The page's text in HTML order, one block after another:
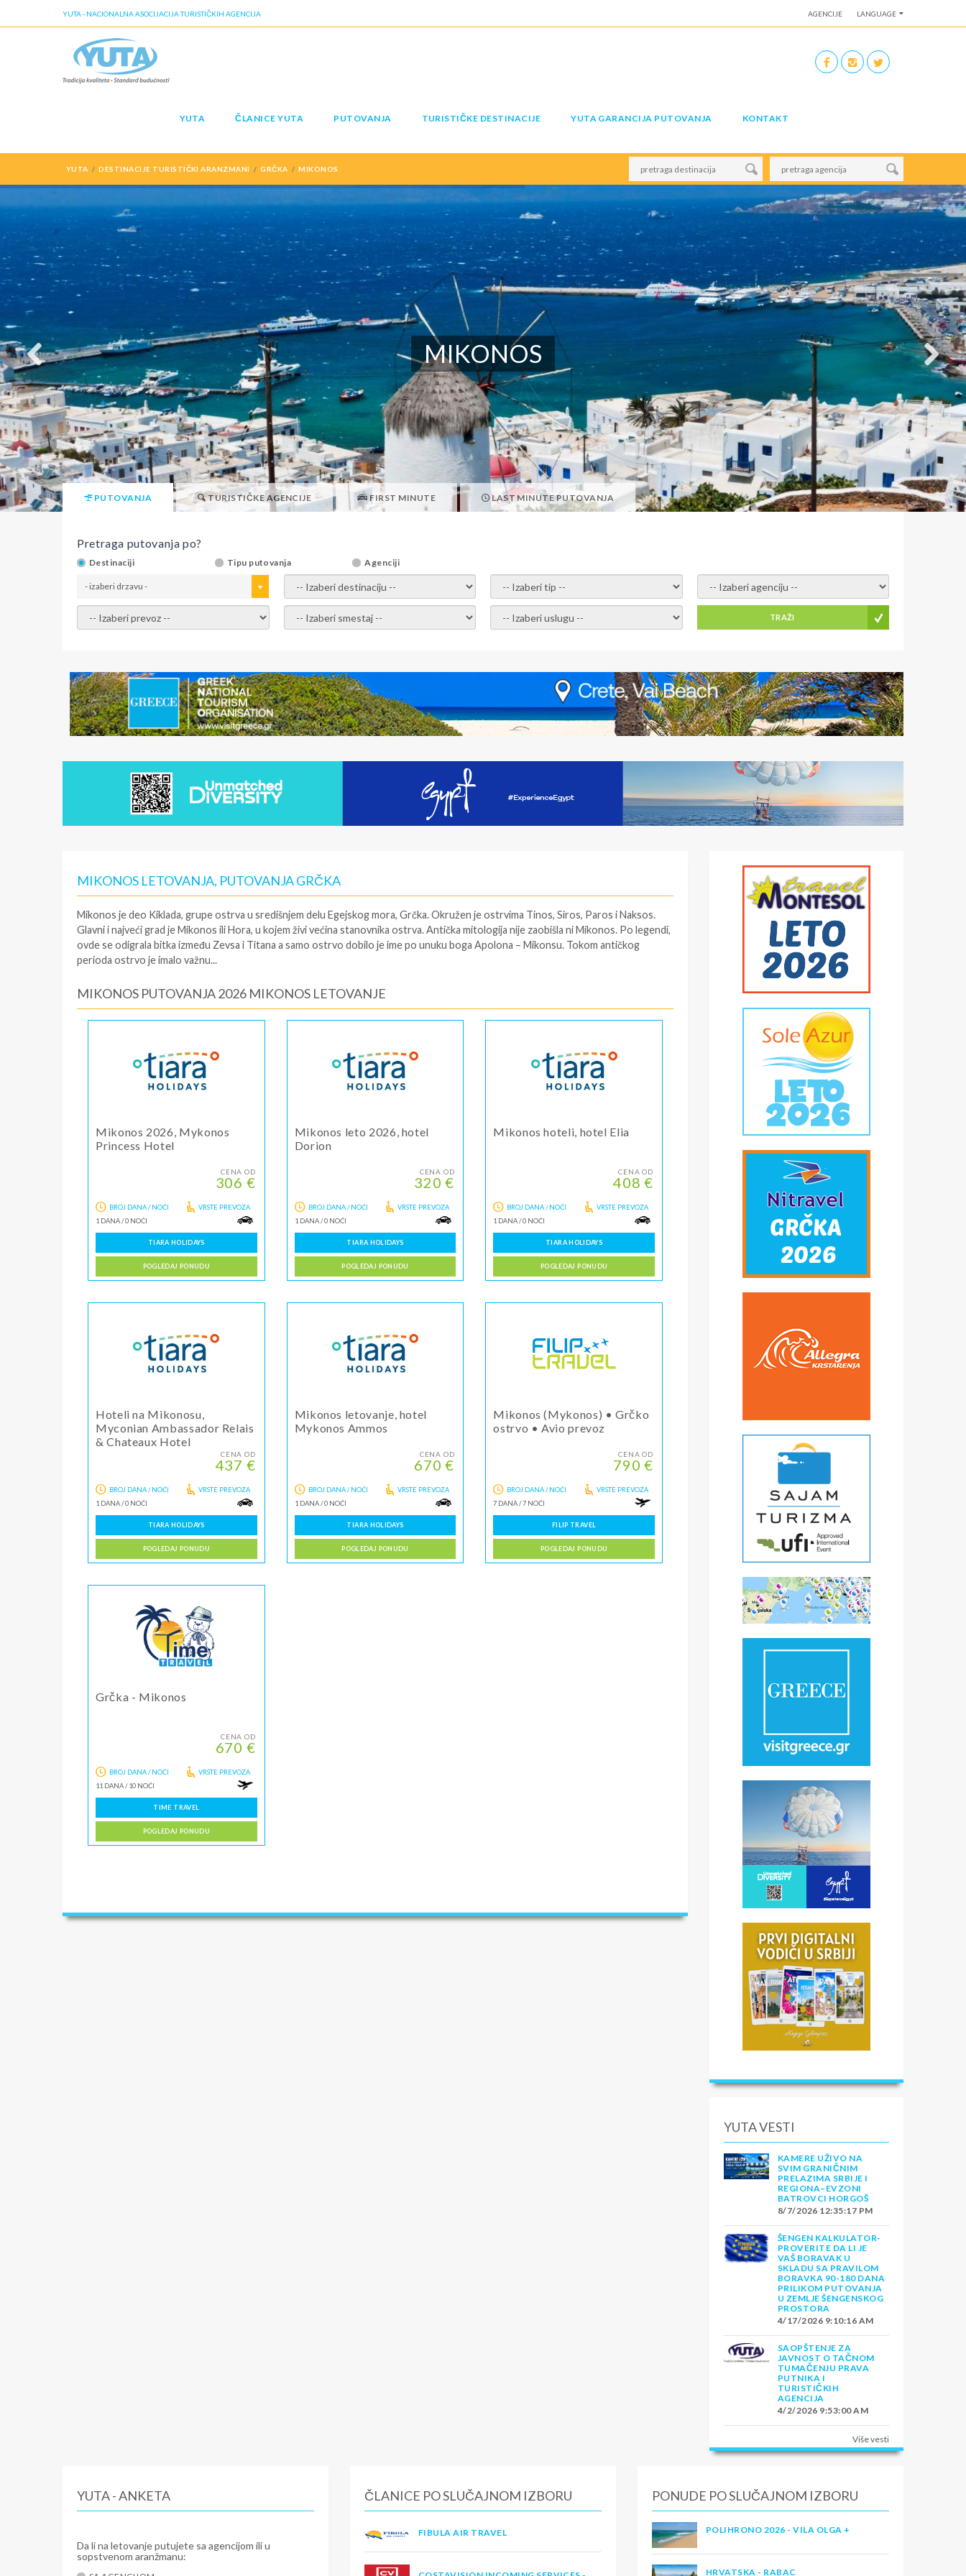
AGENCIJE LANGUAGE
YUTA - NACIONALNA ASOCIJACIJA TURISTIČKIH AGENCIJA
YUTA ČLANICE YUTA PUTOVANJA TURISTIČKE DESTINACIJE YUTA GARANCIJA PUTOVANJA KONTAKT
YUTA DESTINACIJE TURISTIČKI ARANZMANI GRČKA MIKONOS
MIKONOS
PUTOVANJA TURISTIČKE AGENCIJE FIRST MINUTE LAST MINUTE PUTOVANJA
Pretraga putovanja po?
Destinaciji Tipu putovanja Agenciji
- izaberi drzavu - - izaberi destinaciju - - izaberi tip - - izaberi agenciju -
- izaberi prevoz - - Izaberite smestaj - - Izaberite uslugu - TRAŽI
MIKONOS LETOVANJA, PUTOVANJA GRČKA
Mikonos je deo Kiklada, grupe ostrva u središnjem delu Egejskog mora, Grčka. Okružen je ostrvima Tinos, Siros, Paros i Naksos.
Glavni i najveći grad jeMikonos ili Hora, u kojem živi većina stanovnika ostrva. Antička mitologija nije zaobišla ni Mikonos. Po legendi,
ovde se odigrala bitka između Zevsa i Titana a samo ostrvo dobilo je ime po unuku boga Apolona – Mikonsu. Tokom antičkog
perioda ostrvo je imalo važnu...
MIKONOS PUTOVANJA 2026 MIKONOS LETOVANJE
Mikonos 2026, Mykonos
Princess Hotel
CENA OD
306 €
BROJ DANA / NOĆI
1 DANA/0 NOĆI
VRSTE PREVOZA
TIARA HOLIDAYS
POGLEDAJ PONUDU
Mikonos leto 2026, hotel
Dorion
CENA OD
320 €
BROJ DANA / NOĆI
1 DANA/0 NOĆI
VRSTE PREVOZA
TIARA HOLIDAYS
POGLEDAJ PONUDU
Mikonos hoteli, hotel Elia
CENA OD
408 €
BROJ DANA / NOĆI
1 DANA/0 NOĆI
VRSTE PREVOZA
TIARA HOLIDAYS
POGLEDAJ PONUDU
Hoteli na Mikonosu,
Myconian Ambassador Relais
& Chateaux Hotel
CENA OD
437 €
BROJ DANA / NOĆI
1 DANA/0 NOĆI
VRSTE PREVOZA
TIARA HOLIDAYS
POGLEDAJ PONUDU
Mikonos letovanje, hotel
Mykonos Ammos
CENA OD
670 €
BROJ DANA / NOĆI
1 DANA/0 NOĆI
VRSTE PREVOZA
TIARA HOLIDAYS
POGLEDAJ PONUDU
Mikonos (Mykonos) • Grčko
ostrvo • Avio prevoz
CENA OD
790 €
BROJ DANA / NOĆI
7 DANA/7 NOĆI
VRSTE PREVOZA
FILIP TRAVEL
POGLEDAJ PONUDU
Grčka - Mikonos
CENA OD
670 €
BROJ DANA / NOĆI
11 DANA/10 NOĆI
VRSTE PREVOZA
TIME TRAVEL
POGLEDAJ PONUDU
YUTA VESTI
KAMERE UŽIVO NA
SVIM GRANIČNIM
PRELAZIMA SRBIJE I
REGIONA–EVZONI
BATROVCI HORGOŠ
8/7/2026 12:35:17 PM
ŠENGEN KALKULATOR-
PROVERITE DA LI JE
VAŠ BORAVAK U
SKLADU SA PRAVILOM
BORAVKA 90-180 DANA
PRILIKOM PUTOVANJA
U ZEMLJE ŠENGENSKOG
PROSTORA
4/17/2026 9:10:16 AM
SAOPŠTENJE ZA
JAVNOST O TAČNOM
TUMAČENJU PRAVA
PUTNIKA I
TURISTIČKIH
AGENCIJA
4/2/2026 9:53:00 AM
Više vesti
YUTA - ANKETA
Da li na letovanje putujete sa agencijom ili u
sopstvenom aranžmanu:
ČLANICE PO SLUČAJNOM IZBORU
FIBULA AIR TRAVEL
PONUDE PO SLUČAJNOM IZBORU
POLIHRONO 2026 - VILA OLGA +
HRVATSKA - RABAC